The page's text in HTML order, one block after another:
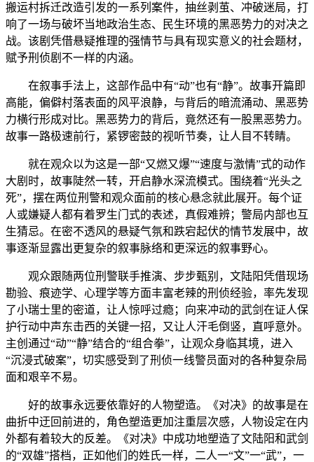
搬运村拆迁改造引发的一系列案件，抽丝剥茧、冲破迷局，打
响了一场与破坏当地政治生态、民生环境的黑恶势力的对决之
战。该剧凭借悬疑推理的强情节与具有现实意义的社会题材，
赋予刑侦剧不一样的内涵。
在叙事手法上，这部作品中有“动”也有“静”。故事开篇即
高能，偏僻村落表面的风平浪静，与背后的暗流涌动、黑恶势
力横行形成对比。黑恶势力的背后，竟然还有一股黑恶势力。
故事一路极速前行，紧锣密鼓的视听节奏，让人目不转睛。
就在观众以为这是一部“又燃又爆”“速度与激情”式的动作
大剧时，故事陡然一转，开启静水深流模式。围绕着“光头之
死”，摆在两位刑警和观众面前的核心悬念就此展开。每个证
人或嫌疑人都有着罗生门式的表述，真假难辨；警局内部也互
生猜忌。在密不透风的悬疑气氛和跌宕起伏的情节发展中，故
事逐渐显露出更复杂的叙事脉络和更深远的叙事野心。
观众跟随两位刑警联手推演、步步甄别，文陆阳凭借现场
勘验、痕迹学、心理学等方面丰富老辣的刑侦经验，率先发现
了小瑞士里的密道，让人惊呼过瘾；向来冲动的武剑在证人保
护行动中声东击西的关键一招，又让人汗毛倒竖，直呼意外。
主创通过“动”“静”结合的“组合拳”，让观众身临其境，进入
“沉浸式破案”，切实感受到了刑侦一线警员面对的各种复杂局
面和艰辛不易。
好的故事永远要依靠好的人物塑造。《对决》的故事是在
曲折中迂回前进的，角色塑造更加注重层次感，人物设定在内
外都有着较大的反差。《对决》中成功地塑造了文陆阳和武剑
的“双雄”搭档，正如他们的姓氏一样，二人一“文”一“武”，一